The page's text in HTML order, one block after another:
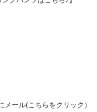
メール(こちらをクリック）